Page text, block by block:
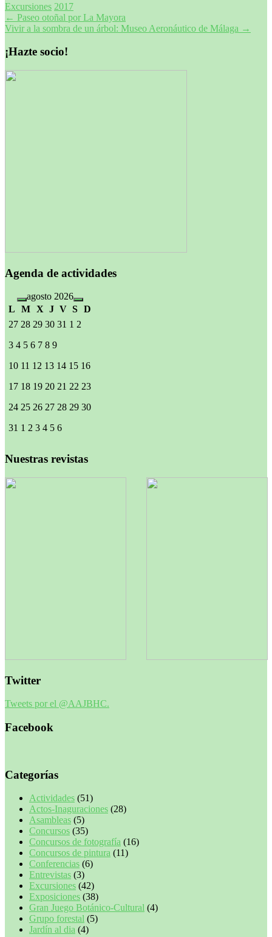
Excursiones 2017
Navegación
de
entradas
← Paseo otoñal por La Mayora
Vivir a la sombra de un árbol: Museo Aeronáutico de Málaga →
¡Hazte socio!
Agenda de actividades
agosto 2026
L
M X J V S D
27 28 29 30 31 1 2
3 4 5 6 7 8 9
10 11 12 13 14 15 16
17 18 19 20 21 22 23
24 25 26 27 28 29 30
31 1 2 3 4 5 6
Nuestras revistas
Twitter
Tweets por el @AAJBHC.
Facebook
Categorías
Actividades (51)
Actos-Inaguraciones (28)
Asambleas (5)
Concursos (35)
Concursos de fotografía (16)
Concursos de pintura (11)
Conferencias (6)
Entrevistas (3)
Excursiones (42)
Exposiciones (38)
Gran Juego Botánico-Cultural (4)
Grupo forestal (5)
Jardín al dia (4)